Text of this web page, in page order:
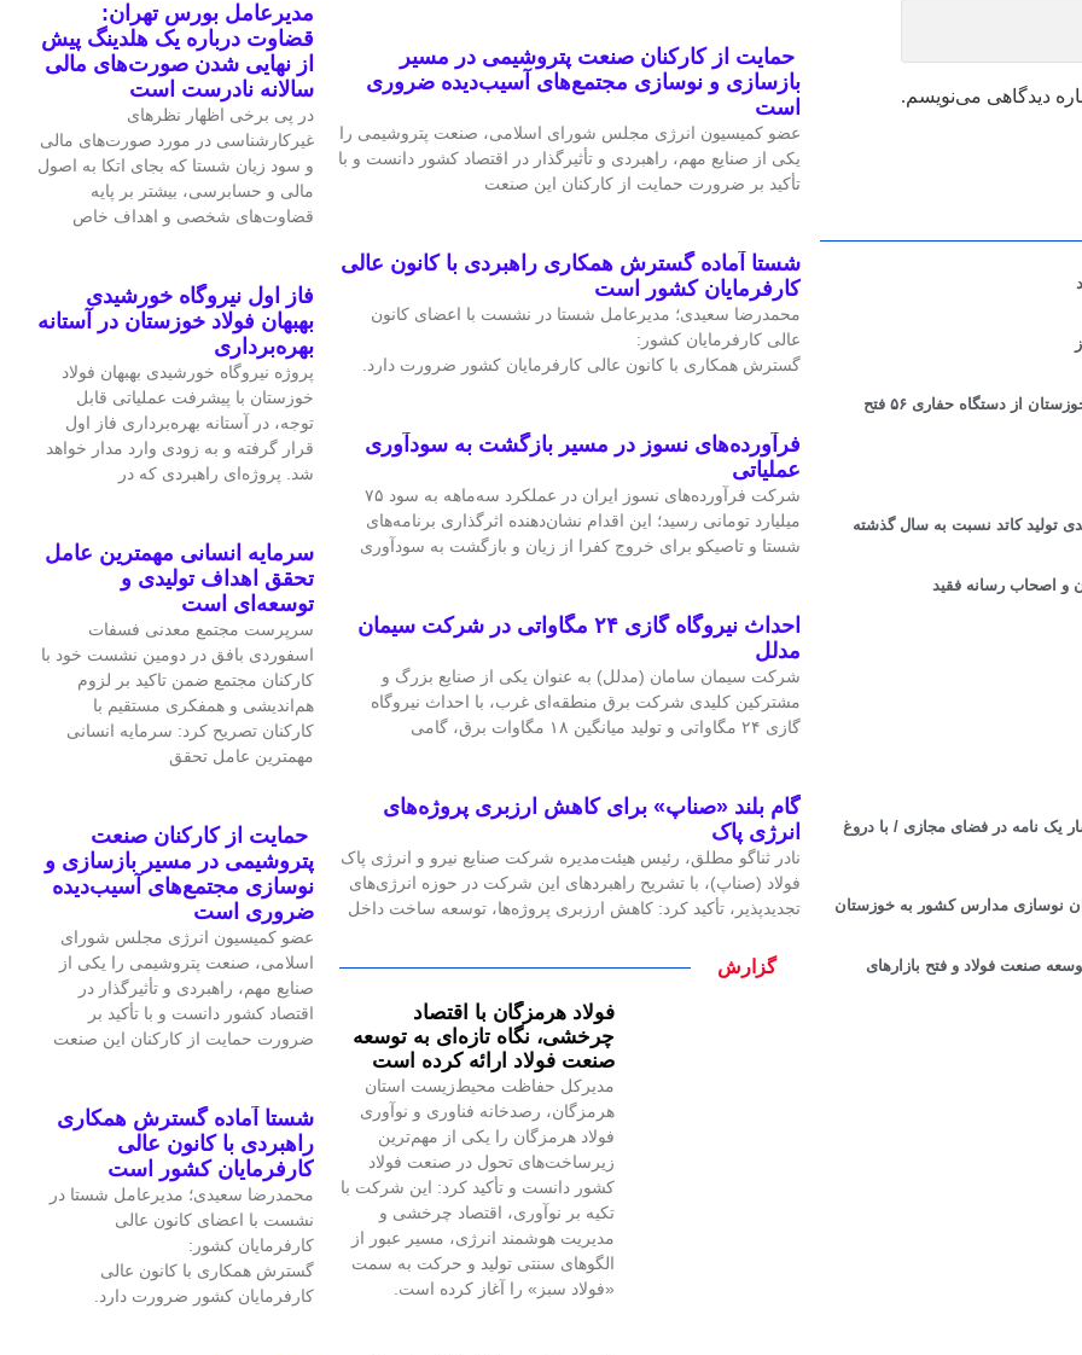
دیدگاهی می‌نویسم.
از دستگاه حفاری ۵۶ فتح
و اصحاب رسانه فقید
یک نامه در فضای مجازی / با دروغ
نوسازی مدارس کشور به خوزستان
اکسپو ۲۰۲۵: هم‌افزایی برای توسعه صنعت فولاد و فتح بازارهای
حمایت از کارکنان صنعت پتروشیمی در مسیر
بازسازی و نوسازی مجتمع‌های آسیب‌دیده ضروری
است
عضو کمیسیون انرژی مجلس شورای اسلامی، صنعت پتروشیمی را
یکی از صنایع مهم، راهبردی و تأثیرگذار در اقتصاد کشور دانست و با
تأکید بر ضرورت حمایت از کارکنان این صنعت
شستا آماده گسترش همکاری راهبردی با کانون عالی
کارفرمایان کشور است
محمدرضا سعیدی؛ مدیرعامل شستا در نشست با اعضای کانون
عالی کارفرمایان کشور:
گسترش همکاری با کانون عالی کارفرمایان کشور ضرورت دارد.
فرآورده‌های نسوز در مسیر بازگشت به سودآوری
عملیاتی
شرکت فرآورده‌های نسوز ایران در عملکرد سه‌ماهه به سود ۷۵
میلیارد تومانی رسید؛ این اقدام نشان‌دهنده اثرگذاری برنامه‌های
شستا و تاصیکو برای خروج کفرا از زیان و بازگشت به سودآوری
احداث نیروگاه گازی ۲۴ مگاواتی در شرکت سیمان
مدلل
شرکت سیمان سامان (مدلل) به عنوان یکی از صنایع بزرگ و
مشترکین کلیدی شرکت برق منطقه‌ای غرب، با احداث نیروگاه
گازی ۲۴ مگاواتی و تولید میانگین ۱۸ مگاوات برق، گامی
گام بلند «صناپ» برای کاهش ارزبری پروژه‌های
انرژی پاک
نادر ثناگو مطلق، رئیس هیئت‌مدیره شرکت صنایع نیرو و انرژی پاک
فولاد (صناپ)، با تشریح راهبردهای این شرکت در حوزه انرژی‌های
تجدیدپذیر، تأکید کرد: کاهش ارزبری پروژه‌ها، توسعه ساخت داخل
گزارش
فولاد هرمزگان با اقتصاد
چرخشی، نگاه تازه‌ای به توسعه
صنعت فولاد ارائه کرده است
مدیرکل حفاظت محیط‌زیست استان
هرمزگان، رصدخانه فناوری و نوآوری
فولاد هرمزگان را یکی از مهم‌ترین
زیرساخت‌های تحول در صنعت فولاد
کشور دانست و تأکید کرد: این شرکت با
تکیه بر نوآوری، اقتصاد چرخشی و
مدیریت هوشمند انرژی، مسیر عبور از
الگوهای سنتی تولید و حرکت به سمت
«فولاد سبز» را آغاز کرده است.
مدیرعامل بورس تهران:
قضاوت درباره یک هلدینگ پیش
از نهایی شدن صورت‌های مالی
سالانه نادرست است
در پی برخی اظهار نظرهای
غیرکارشناسی در مورد صورت‌های مالی
و سود زیان شستا که بجای اتکا به اصول
مالی و حسابرسی، بیشتر بر پایه
قضاوت‌‌های شخصی و اهداف خاص
فاز اول نیروگاه خورشیدی
بهبهان فولاد خوزستان در آستانه
بهره‌برداری
پروژه نیروگاه خورشیدی بهبهان فولاد
خوزستان با پیشرفت عملیاتی قابل‌
توجه، در آستانه بهره‌برداری فاز اول
قرار گرفته و به‌ زودی وارد مدار خواهد
شد. پروژه‌ای راهبردی که در
سرمایه انسانی مهمترین عامل
تحقق اهداف تولیدی و
توسعه‌ای است
سرپرست مجتمع معدنی فسفات
اسفوردی بافق در دومین نشست خود با
کارکنان مجتمع ضمن تاکید بر لزوم
هم‌اندیشی و همفکری مستقیم با
کارکنان تصریح کرد: سرمایه انسانی
مهمترین عامل تحقق
حمایت از کارکنان صنعت
پتروشیمی در مسیر بازسازی و
نوسازی مجتمع‌های آسیب‌دیده
ضروری است
عضو کمیسیون انرژی مجلس شورای
اسلامی، صنعت پتروشیمی را یکی از
صنایع مهم، راهبردی و تأثیرگذار در
اقتصاد کشور دانست و با تأکید بر
ضرورت حمایت از کارکنان این صنعت
شستا آماده گسترش همکاری
راهبردی با کانون عالی
کارفرمایان کشور است
محمدرضا سعیدی؛ مدیرعامل شستا در
نشست با اعضای کانون عالی
کارفرمایان کشور:
گسترش همکاری با کانون عالی
کارفرمایان کشور ضرورت دارد.